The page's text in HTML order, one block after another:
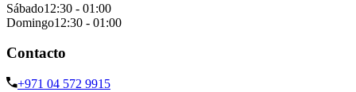
Sábado12:30 - 01:00
Domingo12:30 - 01:00
Contacto
+971 04 572 9915